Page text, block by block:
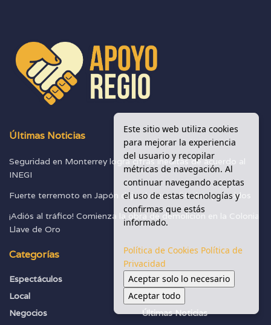
Últimas Noticias
Seguridad en Monterrey logra cifras inéditas de acuerdo al
INEGI
Fuerte terremoto en Japón deja al menos 30 desaparecidos
¡Adiós al tráfico! Comienza la obra de demolición en la Colonia
Llave de Oro
Categorías
Espectáculos
Local
Negocios
Seguridad
Sociedad
Últimas Noticias
Este sitio web utiliza cookies
para mejorar la experiencia
del usuario y recopilar
métricas de navegación. Al
continuar navegando aceptas
el uso de estas tecnologías y
confirmas que estás
informado.
Política de Cookies Política de
Privacidad
Aceptar solo lo necesario
Aceptar todo